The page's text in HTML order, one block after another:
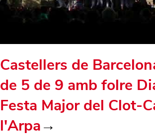
Castellers de
de 5 de 9 amb folre
Festa Major del Clot-
l'Arpa→